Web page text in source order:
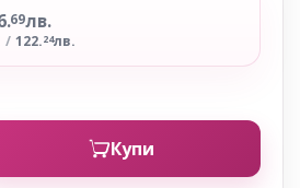
69лв.
/ 122.24лв.
Купи